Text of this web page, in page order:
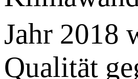
Jahr 2018
Qualität